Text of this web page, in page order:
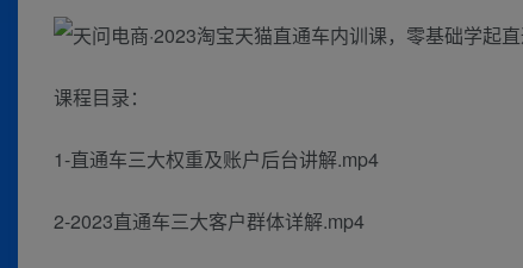
课程目录：
1-直通车三大权重及账户后台讲解.mp4
2-2023直通车三大客户群体详解.mp4